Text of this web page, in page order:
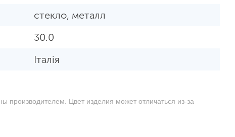
стекло, металл
30.0
Італія
производителем. Цвет изделия может отличаться из-за